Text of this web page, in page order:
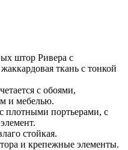
штор Ривера с
ткань с тонкой
с обоями,
и мебелью.
портьерами, с
стойкая.
и крепежные элементы.